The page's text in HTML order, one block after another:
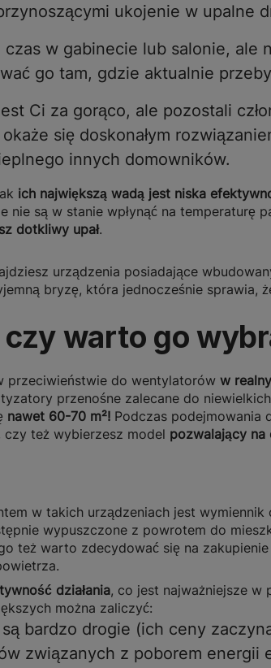
ukojenie w upalne
czas w gabinecie lub salonie, ale
go tam, gdzie aktualnie
Ci za gorąco, ale pozostali
się doskonałym
innych domowników.
ich największą wadą jest niska
są w stanie wpłynąć na temperaturę
dotkliwy upał.
urządzenia posiadające
bryzę, która jednocześnie sprawia,
warto go
przeciwieństwie do wentylatorów w
przenośne zalecane do
nawet 60-70 m²! Podczas podejmowania
też wybierzesz model pozwalający
w takich urządzeniach jest
wypuszczone z powrotem do
też warto zdecydować się na
działania, co jest najważniejsze w
można zaliczyć:
bardzo drogie (ich ceny
związanych z poborem energii